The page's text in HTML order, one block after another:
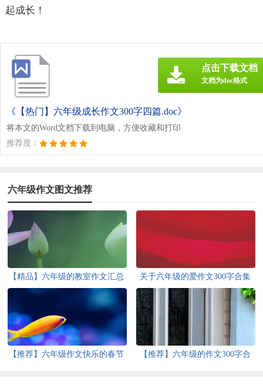
起成长！
《【热门】六年级成长作文300字四篇.doc》
将本文的Word文档下载到电脑，方便收藏和打印
推荐度：
点击下载文档
文档为doc格式
六年级作文图文推荐
【精品】六年级的教室作文汇总
关于六年级的爱作文300字合集
八篇
【推荐】六年级作文快乐的春节
【推荐】六年级的作文300字合